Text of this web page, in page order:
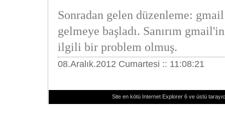
Sonradan gelen düzenleme:
gelmeye başladı. Sanırım
ilgili bir problem olmuş.
08.Aralık.2012 Cumartesi :: 11:08:21
Site en kötü Internet Explorer 6 ve üstü